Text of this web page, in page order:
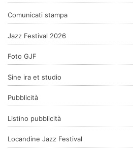
Comunicati stampa
Jazz Festival 2026
Foto GJF
Sine ira et studio
Pubblicità
Listino pubblicità
Locandine Jazz Festival